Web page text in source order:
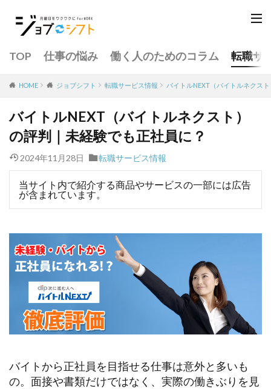
TOP 仕事の悩み 働く人のためのコラム 転職サ
HOME ジョブシフト 転職サービス情報 バイトルNEXT（バイトルネクス
バイトルNEXT（バイトルネクスト）
の評判｜未経験でも正社員に？
2024年11月28日 転職サービス情報
当サイト内で紹介する商品やサービスの一部には広告
が含まれています。
バイトから正社員を目指せる仕事は意外と多いも
の。面接や書類だけではなく、実際の働きぶりを見